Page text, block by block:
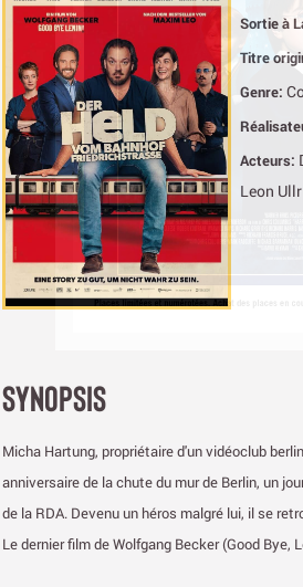
Sortie à
Titre
Genre:
Acteurs:
Leon
SYNOPSIS
Micha Hartung, propriétaire d'un vidéoclub
anniversaire de la chute du mur de Berlin, un
de la RDA. Devenu un héros malgré lui, il se
Le dernier film de Wolfgang Becker (Good Bye,